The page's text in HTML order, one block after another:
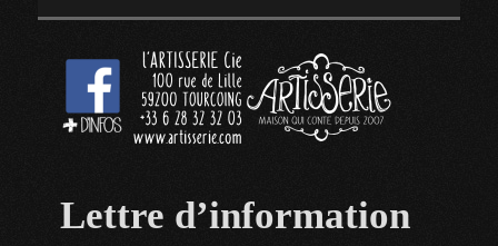
Lettre d’information